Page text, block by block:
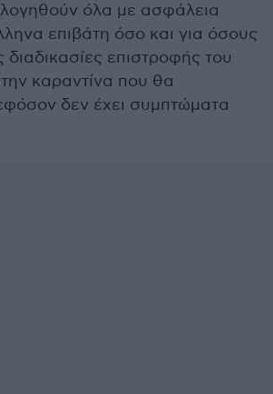
όλα με ασφάλεια
επιβάτη όσο και για όσους
διαδικασίες επιστροφής του
καραντίνα που θα
δεν έχει συμπτώματα